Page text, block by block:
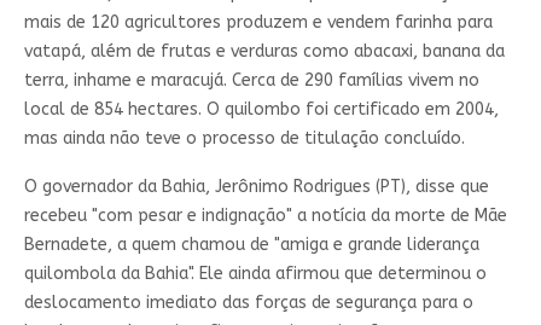
mais de 120 agricultores produzem e vendem farinha para
vatapá, além de frutas e verduras como abacaxi, banana da
terra, inhame e maracujá. Cerca de 290 famílias vivem no
local de 854 hectares. O quilombo foi certificado em 2004,
mas ainda não teve o processo de titulação concluído.
O governador da Bahia, Jerônimo Rodrigues (PT), disse que
recebeu "com pesar e indignação" a notícia da morte de Mãe
Bernadete, a quem chamou de "amiga e grande liderança
quilombola da Bahia". Ele ainda afirmou que determinou o
deslocamento imediato das forças de segurança para o